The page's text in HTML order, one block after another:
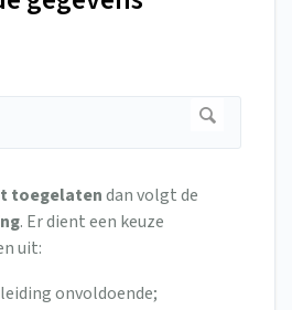
toegelatendan volgt de
. Er dient een keuze
uit:
onvoldoende;